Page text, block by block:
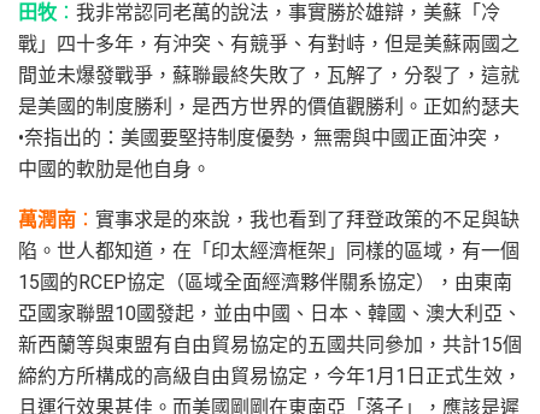
田牧 ： 我非常認同老萬的說法，事實勝於雄辯，美蘇「冷
戰」四十多年，有沖突、有競爭、有對峙，但是美蘇兩國之
間並未爆發戰爭，蘇聯最終失敗了，瓦解了，分裂了，這就
是美國的制度勝利，是西方世界的價值觀勝利。正如約瑟夫
•奈指出的：美國要堅持制度優勢，無需與中國正面沖突，
中國的軟肋是他自身。
萬潤南 ： 實事求是的來說，我也看到了拜登政策的不足與缺
陷。世人都知道，在「印太經濟框架」同樣的區域，有一個
15國的RCEP協定（區域全面經濟夥伴關系協定），由東南
亞國家聯盟10國發起，並由中國、日本、韓國、澳大利亞、
新西蘭等與東盟有自由貿易協定的五國共同參加，共計15個
締約方所構成的高級自由貿易協定，今年1月1日正式生效，
且運行效果甚佳。而美國剛剛在東南亞「落子」，應該是遲